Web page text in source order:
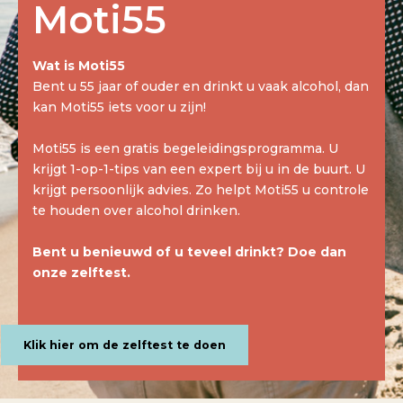
Moti55 platform
Sign up
Moti55
Wat is Moti55
Bent u 55 jaar of ouder en drinkt u vaak alcohol, dan
kan Moti55 iets voor u zijn!
Moti55 is een gratis begeleidingsprogramma. U
krijgt 1-op-1-tips van een expert bij u in de buurt. U
krijgt persoonlijk advies. Zo helpt Moti55 u controle
te houden over alcohol drinken.
Bent u benieuwd of u teveel drinkt? Doe dan
onze zelftest.
Klik hier om de zelftest te doen